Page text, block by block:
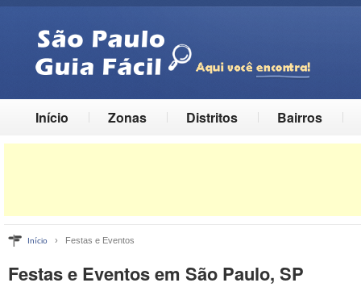
Início Zonas Distritos Bairros
Início › Festas e Eventos
Festas e Eventos em São Paulo, SP